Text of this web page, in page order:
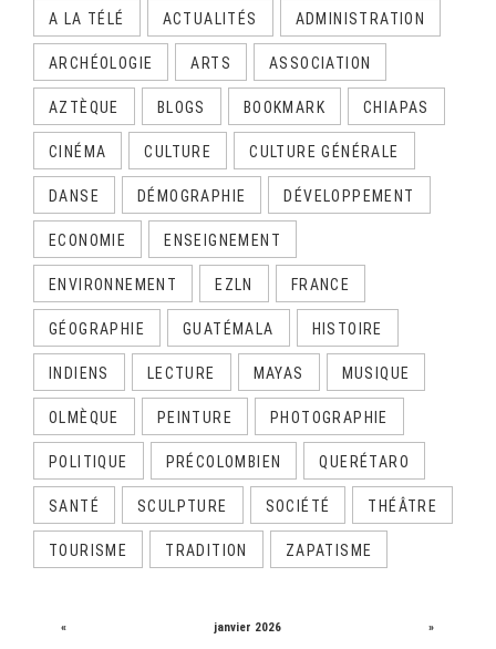
A LA TÉLÉ ACTUALITÉS ADMINISTRATION
ARCHÉOLOGIE ARTS ASSOCIATION
AZTÈQUE BLOGS BOOKMARK CHIAPAS
CINÉMA CULTURE CULTURE GÉNÉRALE
DANSE DÉMOGRAPHIE DÉVELOPPEMENT
ECONOMIE ENSEIGNEMENT
ENVIRONNEMENT EZLN FRANCE
GÉOGRAPHIE GUATÉMALA HISTOIRE
INDIENS LECTURE MAYAS MUSIQUE
OLMÈQUE PEINTURE PHOTOGRAPHIE
POLITIQUE PRÉCOLOMBIEN QUERÉTARO
SANTÉ SCULPTURE SOCIÉTÉ THÉÂTRE
TOURISME TRADITION ZAPATISME
« janvier 2026 »